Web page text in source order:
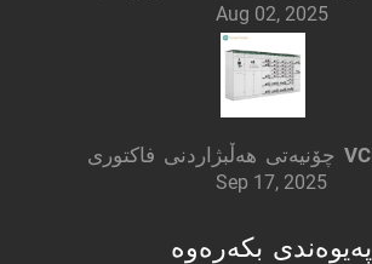
Aug 02, 2025
Sep 17, 2025
پەیوەندی بکەرەوە